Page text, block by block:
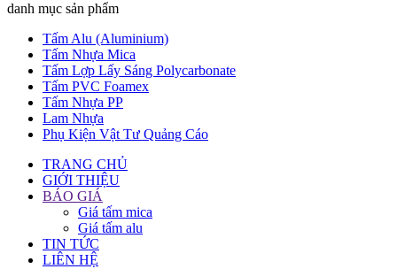
danh mục sản phẩm
Tấm Alu (Aluminium)
Tấm Nhựa Mica
Tấm Lợp Lấy Sáng Polycarbonate
Tấm PVC Foamex
Tấm Nhựa PP
Lam Nhựa
Phụ Kiện Vật Tư Quảng Cáo
TRANG CHỦ
GIỚI THIỆU
BÁO GIÁ
Giá tấm mica
Giá tấm alu
TIN TỨC
LIÊN HỆ